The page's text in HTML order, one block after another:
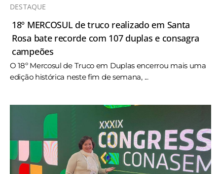
DESTAQUE
18º MERCOSUL de truco realizado em Santa
Rosa bate recorde com 107 duplas e consagra
campeões
O 18º Mercosul de Truco em Duplas encerrou mais uma
edição histórica neste fim de semana, ...